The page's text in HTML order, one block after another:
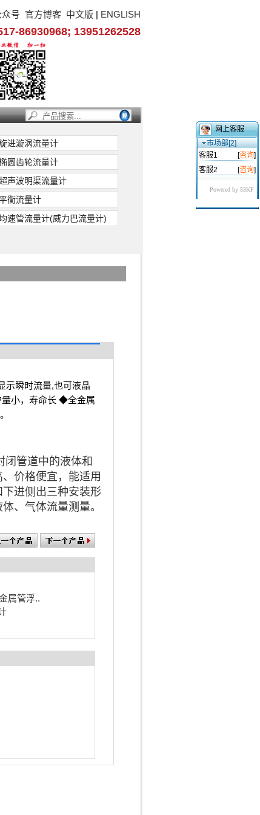
号 官方博客 中文版 | ENGLISH
86930968; 13951262528
进漩涡流量计
圆齿轮流量计
声波明渠流量计
衡流量计
速管流量计(威力巴流量计)
示瞬时流量,也可液晶
小，寿命长 ◆全金属
闭管道中的液体和
价格便宜，能适用
进侧出三种安装形
、气体流量测量。
属管浮..
网上客服
市场部[2]
客服1
[咨询]
客服2
[咨询]
Powered by 53KF